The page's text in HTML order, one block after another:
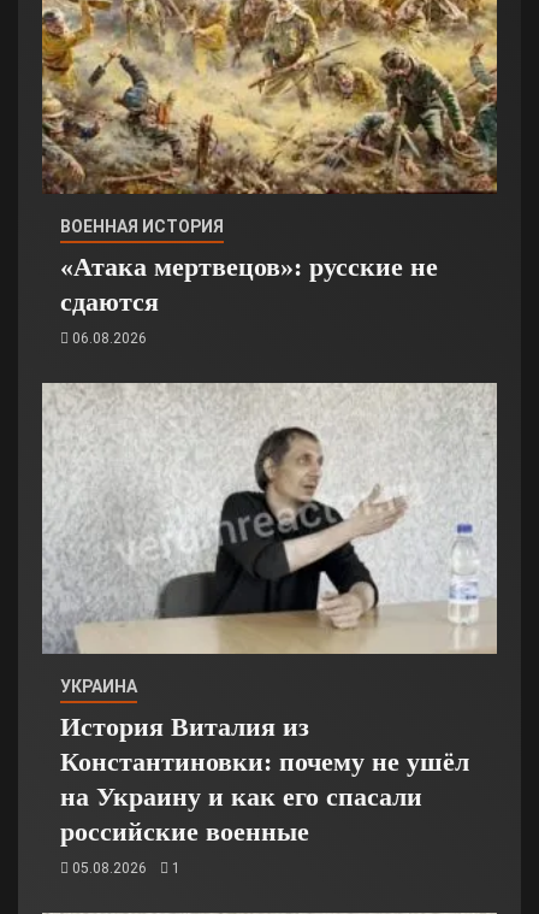
ВОЕННАЯ ИСТОРИЯ
«Атака мертвецов»: русские не
сдаются
06.08.2026
УКРАИНА
История Виталия из
Константиновки: почему не ушёл
на Украину и как его спасали
российские военные
05.08.2026 1